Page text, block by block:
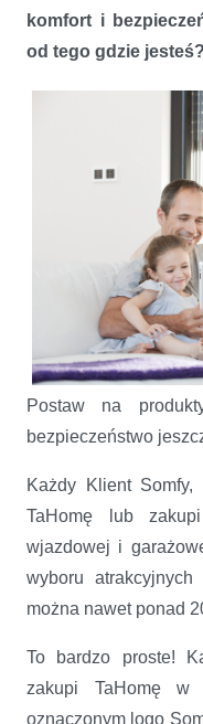
komfort i
od tego gdzie jesteś?
Postaw na
bezpieczeństwo
Każdy Klient
TaHomę lub
wjazdowej i
wyboru
można nawet ponad
To bardzo proste!
zakupi TaHomę w
oznaczonym logo